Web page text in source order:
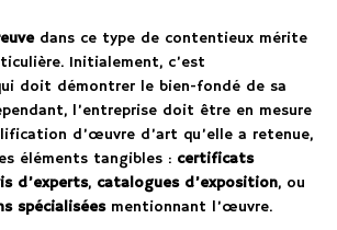
dans ce type de contentieux mérite
Initialement, c’est
doit démontrer le bien-fondé de sa
l’entreprise doit être en mesure
d’œuvre d’art qu’elle a retenue,
éléments tangibles : certificats
d’experts, catalogues d’exposition, ou
spécialiséesmentionnant l’œuvre.